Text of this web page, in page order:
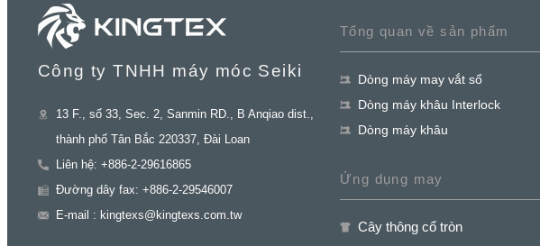
Công ty TNHH máy móc Seiki
13 F., số 33, Sec. 2, Sanmin RD., B Anqiao dist.,
thành phố Tân Bắc 220337, Đài Loan
Liên hệ: +886-2-29616865
Đường dây fax: +886-2-29546007
E-mail : kingtexs@kingtexs.com.tw
Tổng quan về sản phẩm
Dòng máy may vắt sổ
Dòng máy khâu Interlock
Dòng máy khâu
Ứng dụng may
Cây thông cổ tròn